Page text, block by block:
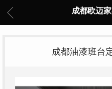
成都欧迈
成都油漆班台